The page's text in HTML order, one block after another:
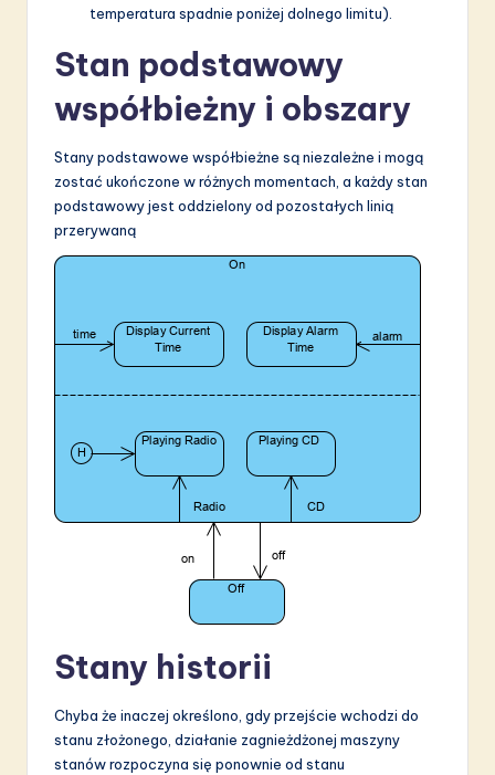
temperatura spadnie poniżej dolnego limitu).
Stan podstawowy
współbieżny i obszary
Stany podstawowe współbieżne są niezależne i mogą
zostać ukończone w różnych momentach, a każdy stan
podstawowy jest oddzielony od pozostałych linią
przerywaną
Stany historii
Chyba że inaczej określono, gdy przejście wchodzi do
stanu złożonego, działanie zagnieżdżonej maszyny
stanów rozpoczyna się ponownie od stanu